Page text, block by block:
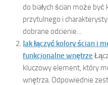
do białych ścian może
przytulnego i
dobrane odcienie...
Jak łączyć kolory ścian i
funkcjonalne wnętrze
kluczowy element, który
wnętrza. Odpowiednie